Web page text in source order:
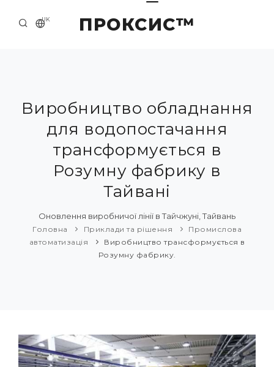
ПРОКСИС™
UK
ПРО НАС
ПРИКЛАДИ ТА РІШЕННЯ
КАТАЛОГ ПРОДУКЦІЇ
НОВИНИ
Виробництво обладнання
для водопостачання
трансформується в
Розумну фабрику в
Тайвані
Оновлення виробничої лінії в Тайчжуні, Тайвань
Головна Приклади та рішення
Промислова
автоматизація
Виробництво трансформується в
Розумну фабрику.